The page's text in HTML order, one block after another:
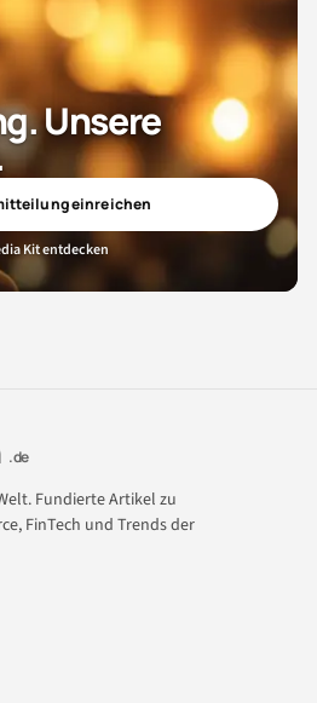
Unsere
einreichen
Kit entdecken
.de
Fundierte Artikel zu
FinTech und Trends der